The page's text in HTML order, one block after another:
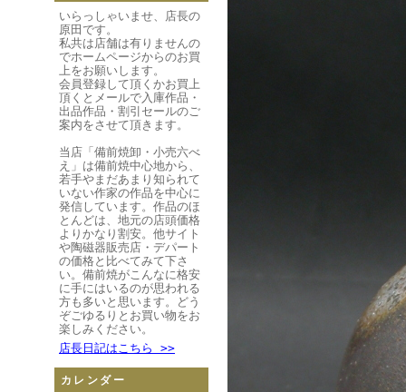
いらっしゃいませ、店長の
原田です。
私共は店舗は有りませんの
でホームページからのお買
上をお願いします。
会員登録して頂くかお買上
頂くとメールで入庫作品・
出品作品・割引セールのご
案内をさせて頂きます。
当店「備前焼卸・小売六べ
え」は備前焼中心地から、
若手やまだあまり知られて
いない作家の作品を中心に
発信しています。作品のほ
とんどは、地元の店頭価格
よりかなり割安。他サイト
や陶磁器販売店・デパート
の価格と比べてみて下さ
い。備前焼がこんなに格安
に手にはいるのが思われる
方も多いと思います。どう
ぞごゆるりとお買い物をお
楽しみください。
店長日記はこちら >>
カレンダー